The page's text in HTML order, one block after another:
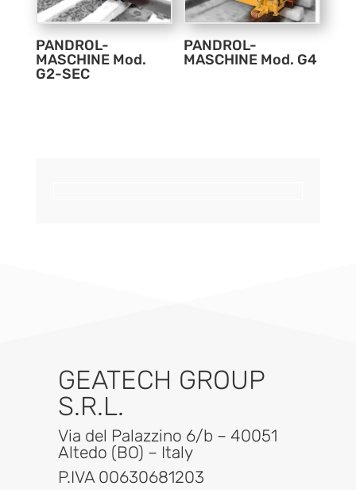
PANDROL-
MASCHINE Mod.
G2-SEC
PANDROL-
MASCHINE Mod. G4
GEATECH GROUP
S.R.L.
Via del Palazzino 6/b – 40051
Altedo (BO) – Italy
P.IVA 00630681203